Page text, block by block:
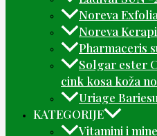
Noreva
Noreva
Pharmaceris
Solgar ester
cink kosa koža
Uriage
KATEGORIJE
Vitamini i